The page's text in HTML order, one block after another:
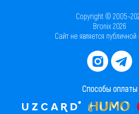
Copyright ©
Bronix 2026
Сайт не является
Способы оплаты